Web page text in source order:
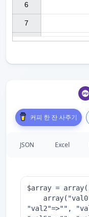
6
7
커피 한 잔 사주기
JSON Excel